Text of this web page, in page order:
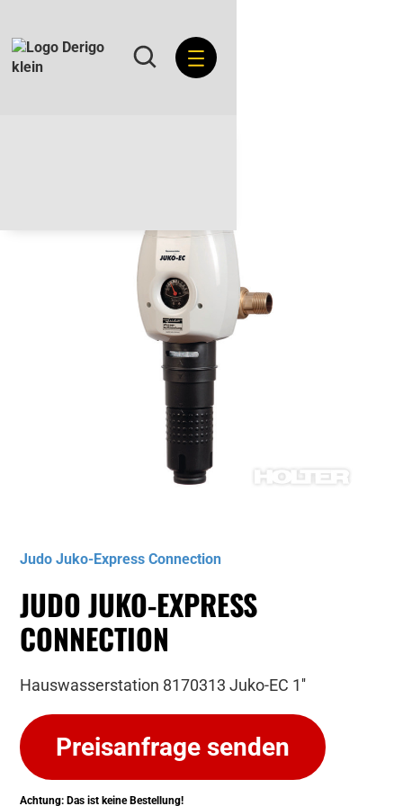
Judo Juko-Express Connection
JUDO JUKO-EXPRESS
CONNECTION
Hauswasserstation 8170313 Juko-EC 1''
Preisanfrage senden
Achtung: Das ist keine Bestellung!